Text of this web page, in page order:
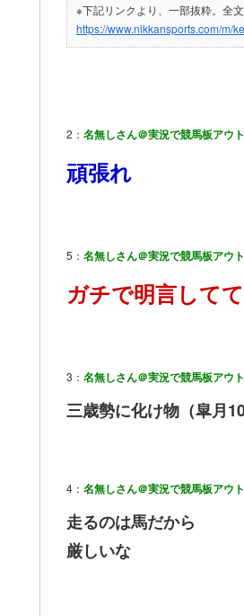
※下記リンクより、一部抜粋。全
https://www.nikkansports.com/m/
2： 名無しさん＠実況で競馬板アウト
頑張れ
5： 名無しさん＠実況で競馬板アウト
ガチで明言して
3： 名無しさん＠実況で競馬板アウト
三歳勢に化け物（皐月
4： 名無しさん＠実況で競馬板アウト
走るのは馬だから
厳しいな